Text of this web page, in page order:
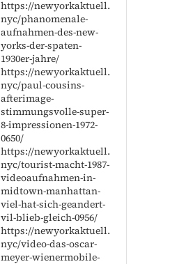
https://newyorkaktuell.
nyc/phanomenale-
aufnahmen-des-new-
yorks-der-spaten-
1930er-jahre/
https://newyorkaktuell.
nyc/paul-cousins-
afterimage-
stimmungsvolle-super-
8-impressionen-1972-
0650/
https://newyorkaktuell.
nyc/tourist-macht-1987-
videoaufnahmen-in-
midtown-manhattan-
viel-hat-sich-geandert-
vil-blieb-gleich-0956/
https://newyorkaktuell.
nyc/video-das-oscar-
meyer-wienermobile-